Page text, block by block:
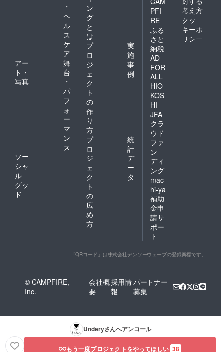
・
ヘ
ル
ス
ケ
ア
アー
ト・
写真
舞
台
・
パ
フ
ォ
ー
マ
ン
ス
ソー
シャ
ル
グッ
ド
ン
グ
と
は
プ
ロ
ジ
ェ
ク
ト
の
作
り
方
実
施
事
例
プ
ロ
ジ
ェ
ク
ト
の
広
め
方
統
計
デ
ー
タ
PFI
RE
ふる
さと
納税
AD
FOR
ALL
HIO
KOS
HI
JFA
クラ
ウド
ファ
ン
ディ
ング
mac
hi-ya
補助
金申
請サ
ポー
ト
考え方
クッ
キーポ
リシー
「QRコード」は株式会社デンソーウェーブの登録商標です。
© CAMPFIRE,
Inc.
会社概
要
採用情
報
パートナー
募集
Underyさんへアンコール
もう一度プロジェクトをやってほしい 38